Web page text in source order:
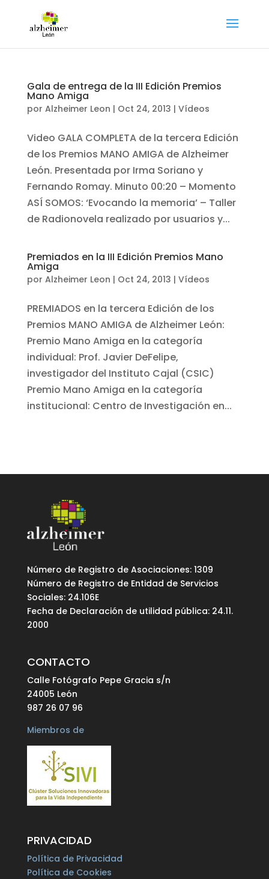
Gala de entrega de la III Edición Premios
Mano Amiga
por Alzheimer Leon | Oct 24, 2013 | Vídeos
Video GALA COMPLETA de la tercera Edición
de los Premios MANO AMIGA de Alzheimer
León. Presentada por Irma Soriano y
Fernando Romay. Minuto 00:20 – Momento
ASÍ SOMOS: ‘Evocando la memoria’ – Taller
de Radionovela realizado por usuarios y...
Premiados en la III Edición Premios Mano
Amiga
por Alzheimer Leon | Oct 24, 2013 | Vídeos
PREMIADOS en la tercera Edición de los
Premios MANO AMIGA de Alzheimer León:
Premio Mano Amiga en la categoría
individual: Prof. Javier DeFelipe,
investigador del Instituto Cajal (CSIC)
Premio Mano Amiga en la categoría
institucional: Centro de Investigación en...
Número de Registro de Asociaciones: 1309
Número de Registro de Entidad de Servicios
Sociales: 24.106E
Fecha de Declaración de utilidad pública: 24.11.
2000
CONTACTO
Calle Fotógrafo Pepe Gracia s/n
24005 León
987 26 07 96
Miembros de
PRIVACIDAD
Política de Privacidad
Política de Cookies